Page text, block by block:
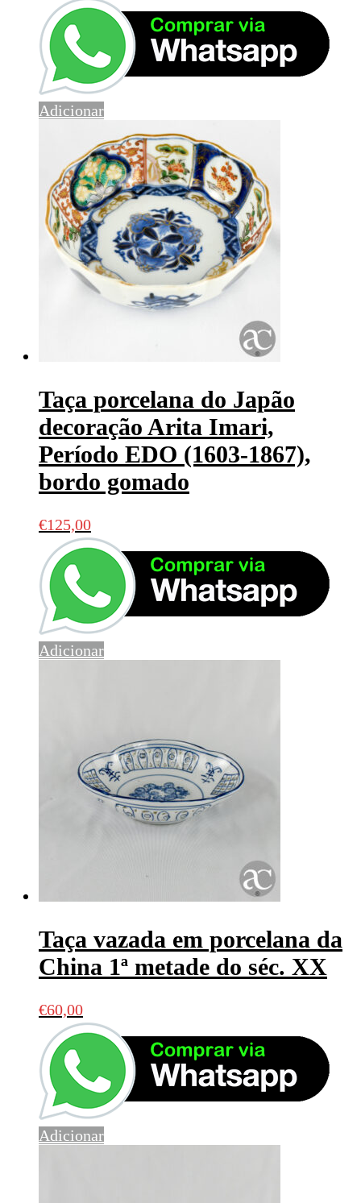
Adicionar
Taça porcelana do Japão
decoração Arita Imari,
Período EDO (1603-1867),
bordo gomado
€125,00
Adicionar
Taça vazada em porcelana da
China 1ª metade do séc. XX
€60,00
Adicionar